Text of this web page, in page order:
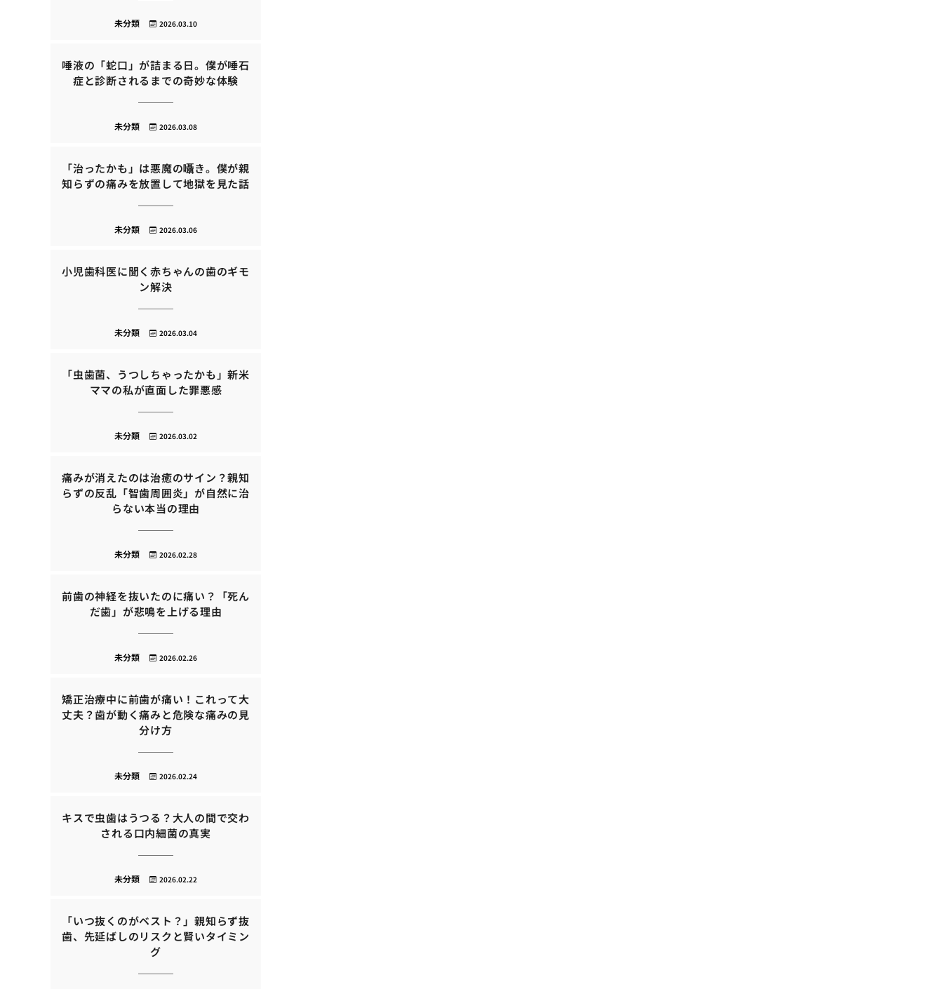
2026.03.10
未分類
唾液の「蛇口」が詰まる日。僕が唾石
症と診断されるまでの奇妙な体験
2026.03.08
未分類
「治ったかも」は悪魔の囁き。僕が親
知らずの痛みを放置して地獄を見た話
2026.03.06
未分類
小児歯科医に聞く赤ちゃんの歯のギモ
ン解決
2026.03.04
未分類
「虫歯菌、うつしちゃったかも」新米
ママの私が直面した罪悪感
2026.03.02
未分類
痛みが消えたのは治癒のサイン？親知
らずの反乱「智歯周囲炎」が自然に治
らない本当の理由
2026.02.28
未分類
前歯の神経を抜いたのに痛い？「死ん
だ歯」が悲鳴を上げる理由
2026.02.26
未分類
矯正治療中に前歯が痛い！これって大
丈夫？歯が動く痛みと危険な痛みの見
分け方
2026.02.24
未分類
キスで虫歯はうつる？大人の間で交わ
される口内細菌の真実
2026.02.22
未分類
「いつ抜くのがベスト？」親知らず抜
歯、先延ばしのリスクと賢いタイミン
グ